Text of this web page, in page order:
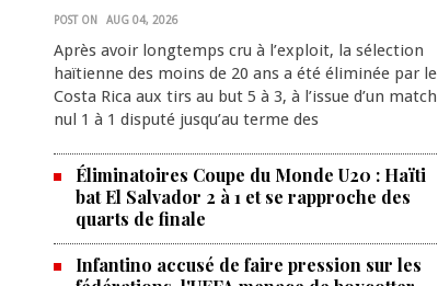
POST ON AUG 04, 2026
Après avoir longtemps cru à l’exploit, la sélection
haïtienne des moins de 20 ans a été éliminée par le
Costa Rica aux tirs au but 5 à 3, à l’issue d’un match
nul 1 à 1 disputé jusqu’au terme des
Éliminatoires Coupe du Monde U20 : Haïti
bat El Salvador 2 à 1 et se rapproche des
quarts de finale
Infantino accusé de faire pression sur les